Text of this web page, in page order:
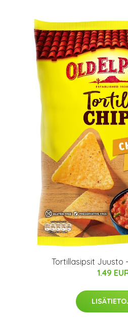
Tortillasipsit Juusto
1.49